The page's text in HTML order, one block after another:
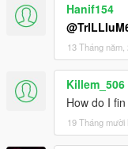
Hanif154
13 Tháng năm,
Killem_506
How do I
19 Tháng mười